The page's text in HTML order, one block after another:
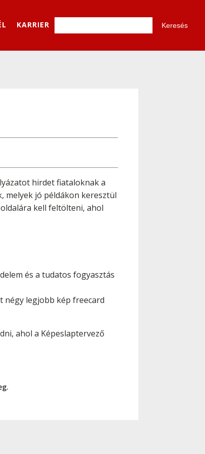
KARRIER
hirdet fiataloknak a
melyek jó példákon keresztül
kell feltölteni, ahol
és a tudatos fogyasztás
négy legjobb kép freecard
ahol a Képeslaptervező